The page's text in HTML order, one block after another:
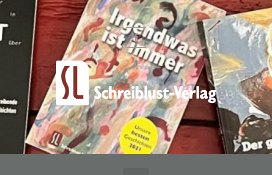
Zum Hauptinhalt springen